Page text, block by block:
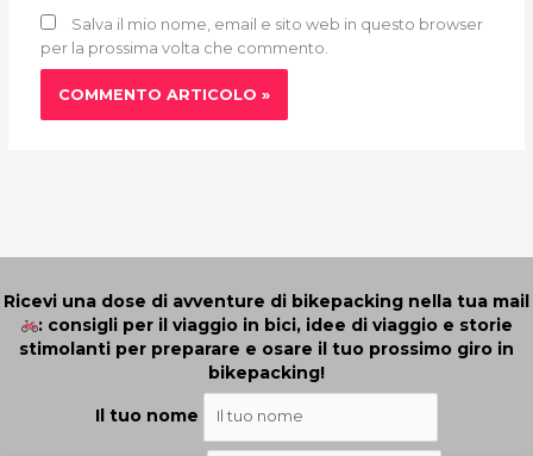
Salva il mio nome, email e sito web in questo browser
per la prossima volta che commento.
Ricevi una dose di avventure di bikepacking nella tua mail
: consigli per il viaggio in bici, idee di viaggio e storie
stimolanti per preparare e osare il tuo prossimo giro in
bikepacking!
Il tuo nome